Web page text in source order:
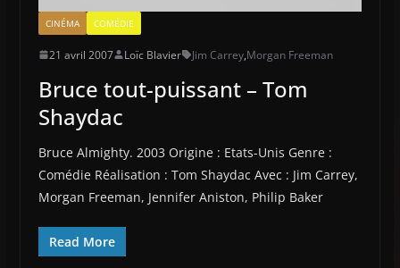
CINÉMA COMÉDIE
21 avril 2007 Loïc Blavier Jim Carrey,Morgan Freeman
Bruce tout-puissant – Tom
Shaydac
Bruce Almighty. 2003 Origine : Etats-Unis Genre :
Comédie Réalisation : Tom Shaydac Avec : Jim Carrey,
Morgan Freeman, Jennifer Aniston, Philip Baker
Read More